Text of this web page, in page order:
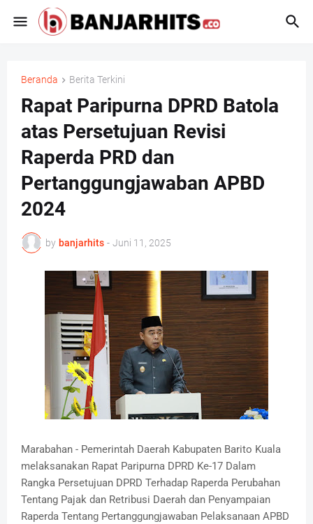
Beranda Berita Terkini
Rapat Paripurna DPRD Batola
atas Persetujuan Revisi
Raperda PRD dan
Pertanggungjawaban APBD
2024
by banjarhits - Juni 11, 2025
Marabahan - Pemerintah Daerah Kabupaten Barito Kuala
melaksanakan Rapat Paripurna DPRD Ke-17 Dalam
Rangka Persetujuan DPRD Terhadap Raperda Perubahan
Tentang Pajak dan Retribusi Daerah dan Penyampaian
Raperda Tentang Pertanggungjawaban Pelaksanaan APBD